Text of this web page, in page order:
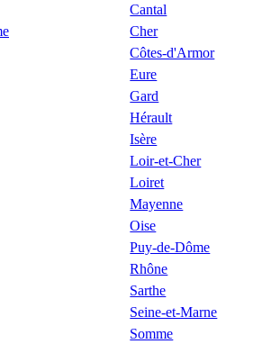
Cantal
Cher
Côtes-d'Armor
Eure
Gard
Hérault
Isère
Loir-et-Cher
Loiret
Mayenne
Oise
Puy-de-Dôme
Rhône
Sarthe
Seine-et-Marne
Somme